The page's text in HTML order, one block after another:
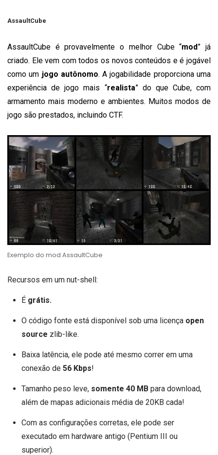
AssaultCube
AssaultCube é provavelmente o melhor Cube “mod” já
criado. Ele vem com todos os novos conteúdos e é jogável
como um jogo autônomo. A jogabilidade proporciona uma
experiência de jogo mais “realista” do que Cube, com
armamento mais moderno e ambientes. Muitos modos de
jogo são prestados, incluindo CTF.
Exemplo do mod AssaultCube
Recursos em um nut-shell:
É grátis.
O código fonte está disponível sob uma licença open
source zlib-like.
Baixa latência, ele pode até mesmo correr em uma
conexão de 56 Kbps!
Tamanho peso leve, somente 40 MBpara download,
além de mapas adicionais média de 20KB cada!
Com as configurações corretas, ele pode ser
executado em hardware antigo (Pentium III ou
superior).